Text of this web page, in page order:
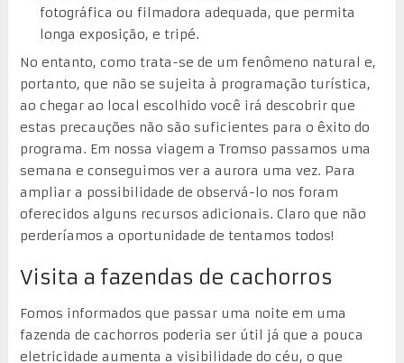
fotográfica ou filmadora adequada, que permita
longa exposição, e tripé.
No entanto, como trata-se de um fenômeno natural e,
portanto, que não se sujeita à programação turística,
ao chegar ao local escolhido você irá descobrir que
estas precauções não são suficientes para o êxito do
programa. Em nossa viagem a Tromso passamos uma
semana e conseguimos ver a aurora uma vez. Para
ampliar a possibilidade de observá-lo nos foram
oferecidos alguns recursos adicionais. Claro que não
perderíamos a oportunidade de tentamos todos!
Visita a fazendas de cachorros
Fomos informados que passar uma noite em uma
fazenda de cachorros poderia ser útil já que a pouca
eletricidade aumenta a visibilidade do céu, o que